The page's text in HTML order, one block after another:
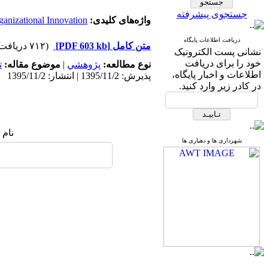
جستجوی پیشرفته
دریافت اطلاعات پایگاه
نشانی پست الکترونیک
خود را برای دریافت
اطلاعات و اخبار پایگاه،
در کادر زیر وارد کنید.
شهرداری ها و دهیاری ها
واژه‌های کلیدی: Innovation.
متن کامل [PDF 603 kb]
(۷۱۲ دریافت)
نوع مطالعه: پژوهشي | موضوع مقاله:
پذیرش: 1395/11/2 | انتشار: 1395/11/2